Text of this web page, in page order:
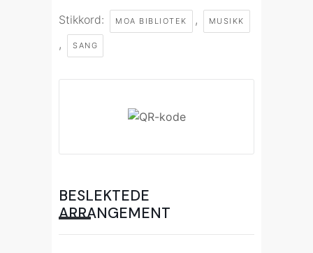
Stikkord: MOA BIBLIOTEK , MUSIKK
, SANG
BESLEKTEDE
ARRANGEMENT